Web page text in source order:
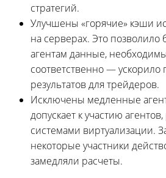
стратегий.
Улучшены «горячие» кэши
на серверах. Это позволило
агентам данные,
соответственно — ускорило
результатов для трейдеров.
Исключены медленные
допускает к участию
системами виртуализации.
некоторые участники
замедляли расчеты.